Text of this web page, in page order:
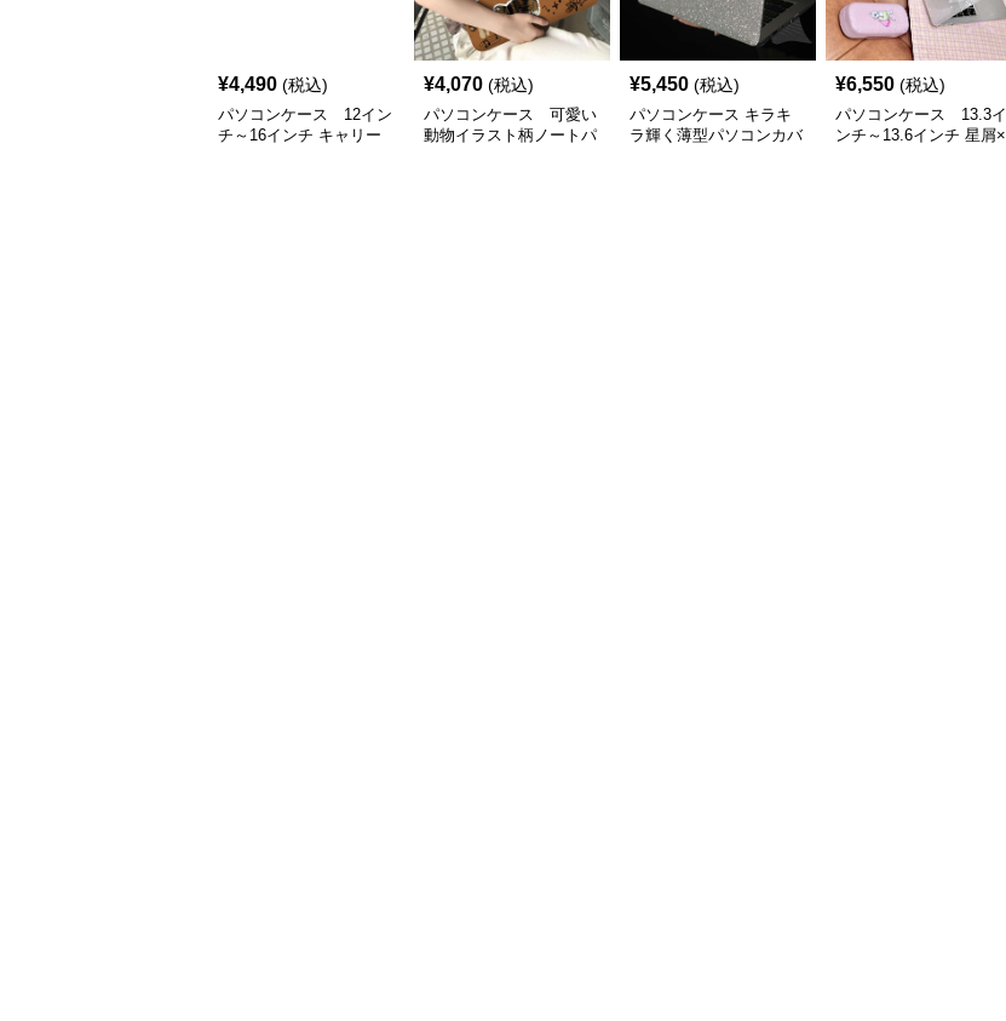
¥4,490 (税込)
パソコンケース 12イン
チ～16インチ キャリー
¥4,070 (税込)
パソコンケース 可愛い
動物イラスト柄ノートパ
¥5,450 (税込)
パソコンケース キラキ
ラ輝く薄型パソコンカバ
¥6,550 (税込)
パソコンケース 13.3イ
ンチ～13.6インチ 星屑×